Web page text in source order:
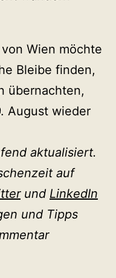
Wien möchte
Bleibe finden,
übernachten,
August wieder
aktualisiert.
auf
und LinkedIn
und Tipps